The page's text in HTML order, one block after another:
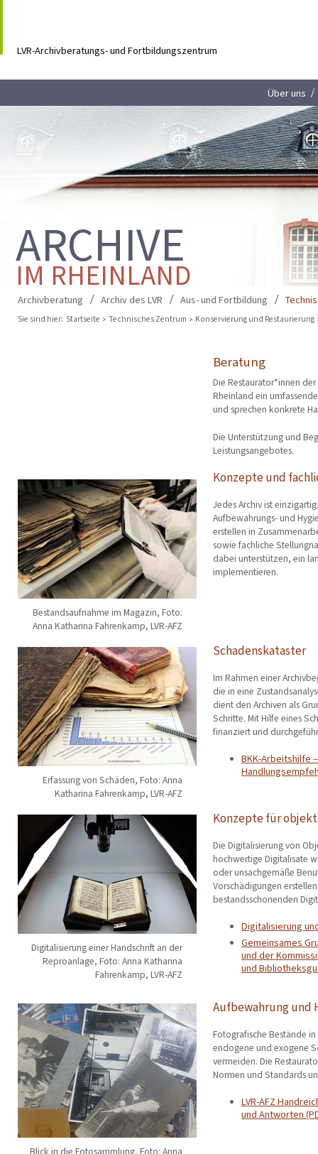
LVR-Archivberatungs- und Fortbildungszentrum
Über uns
ARCHIVE
IM RHEINLAND
Archivberatung Archiv des LVR Aus- und Fortbildung
Sie sind hier: Startseite Technisches Zentrum Konservierung und Restaurierung
Beratung
Die Restaurator*innen
Rheinland ein
und sprechen konkrete
Die Unterstützung und
Leistungsangebotes.
Bestandsaufnahme im Magazin, Foto:
Anna Katharina Fahrenkamp, LVR-AFZ
Konzepte und
Jedes Archiv ist
Aufbewahrungs- und
erstellen in
sowie fachliche
dabei unterstützen, ein
implementieren.
Erfassung von Schäden, Foto: Anna
Katharina Fahrenkamp, LVR-AFZ
Schadenskataster
Im Rahmen einer
die in eine
dient den Archiven als
Schritte. Mit Hilfe eines
finanziert und
BKK-Arbeitshilfe
Digitalisierung einer Handschrift an der
Reproanlage, Foto: Anna Katharina
Fahrenkamp, LVR-AFZ
Konzepte für
Die Digitalisierung von
hochwertige Digitalisate
oder unsachgemäße
Vorschädigungen
bestandsschonenden
Digitalisierung
Gemeinsames
und der
und
Blick in die Fotosammlung, Foto: Anna
Aufbewahrung und
Fotografische Bestände
endogene und exogene
vermeiden. Die
Normen und Standards
LVR-AFZ
und Antworten